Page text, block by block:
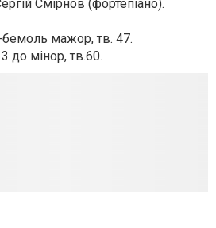
Смірнов (фортепіано).
мажор, тв. 47.
до мінор, тв.60.